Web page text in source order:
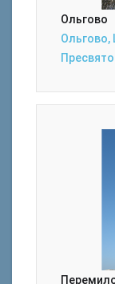
Ольгово
Ольгово,